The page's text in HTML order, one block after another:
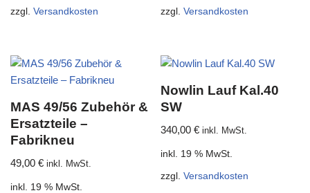
zzgl. Versandkosten zzgl.Versandkosten
MAS 49/56 Zubehör &
Ersatzteile –
Fabrikneu
49,00 € inkl. MwSt.
inkl. 19 % MwSt.
Nowlin Lauf Kal.40
SW
340,00€ inkl. MwSt.
inkl. 19 % MwSt.
zzgl.Versandkosten